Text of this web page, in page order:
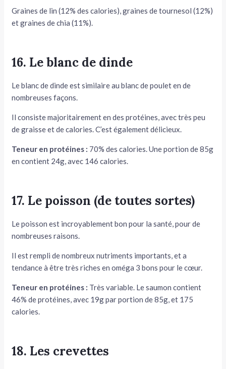
Graines de lin (12% des calories), graines de tournesol (12%)
et graines de chia (11%).
16. Le blanc de dinde
Le blanc de dinde est similaire au blanc de poulet en de
nombreuses façons.
Il consiste majoritairement en des protéines, avec très peu
de graisse et de calories. C’est également délicieux.
Teneur en protéines : 70% des calories. Une portion de 85g
en contient 24g, avec 146 calories.
17. Le poisson (de toutes sortes)
Le poisson est incroyablement bon pour la santé, pour de
nombreuses raisons.
Il est rempli de nombreux nutriments importants, et a
tendance à être très riches en oméga 3 bons pour le cœur.
Teneur en protéines : Très variable. Le saumon contient
46% de protéines, avec 19g par portion de 85g, et 175
calories.
18. Les crevettes